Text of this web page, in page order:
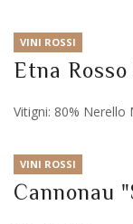
VINI ROSSI
Etna
Vitigni: 80% Nerello
VINI ROSSI
Cannonau